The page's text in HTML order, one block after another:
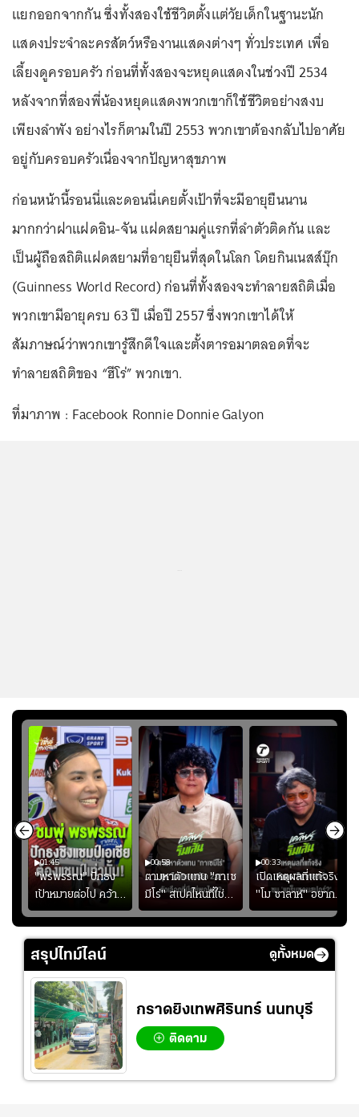
แยกออกจากกัน ซึ่งทั้งสองใช้ชีวิตตั้งแต่วัยเด็กในฐานะนัก
แสดงประจำละครสัตว์หรืองานแสดงต่างๆ ทั่วประเทศ เพื่อ
เลี้ยงดูครอบครัว ก่อนที่ทั้งสองจะหยุดแสดงในช่วงปี 2534
หลังจากที่สองพี่น้องหยุดแสดงพวกเขาก็ใช้ชีวิตอย่างสงบ
เพียงลำพัง อย่างไรก็ตามในปี 2553 พวกเขาต้องกลับไปอาศัย
อยู่กับครอบครัวเนื่องจากปัญหาสุขภาพ
ก่อนหน้านี้รอนนี่และดอนนี่เคยตั้งเป้าที่จะมีอายุยืนนาน
มากกว่าฝาแฝดอิน-จัน แฝดสยามคู่แรกที่ลำตัวติดกัน และ
เป็นผู้ถือสถิติแฝดสยามที่อายุยืนที่สุดในโลก โดยกินเนสส์บุ๊ก
(Guinness World Record) ก่อนที่ทั้งสองจะทำลายสถิติเมื่อ
พวกเขามีอายุครบ 63 ปี เมื่อปี 2557 ซึ่งพวกเขาได้ให้
สัมภาษณ์ว่าพวกเขารู้สึกดีใจและตั้งตารอมาตลอดที่จะ
ทำลายสถิติของ “ฮีโร่” พวกเขา.
ที่มาภาพ : Facebook Ronnie Donnie Galyon
01:45
"พรพรรณ" ปักธง
เป้าหมายต่อไป คว้า
แชมป์ชิงแชมป์
เอเชีย เพื่อตั๋ว
โอลิมปิก
00:58
ตามหาตัวแทน "กาเซ
มีโร่" สเปคไหนที่ใช่
สำหรับแมนยูยุค
"คาร์ริค 2.0"?
00:33
เปิดเหตุผลที่แท้จริงที่
"โม ซาลาห์" อยาก
ย้ายซบ "แทร็บซอนส
ปอร์"
สรุปไทม์ไลน์ ดูทั้งหมด
กราดยิงเทพศิรินทร์ นนทบุรี
ติดตาม